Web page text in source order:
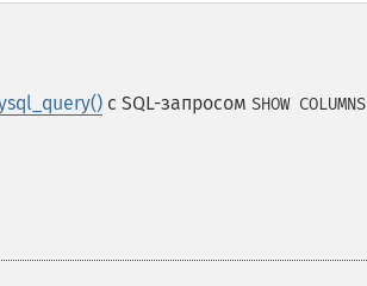
с SQL-запросом SHOW COLUMNS